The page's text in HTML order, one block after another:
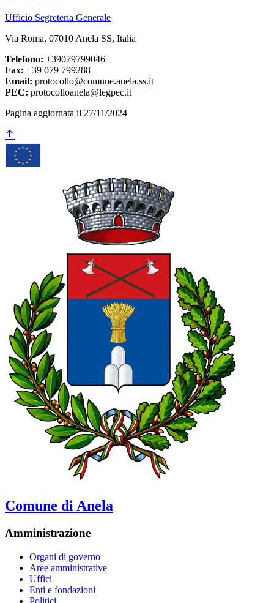
Ufficio Segreteria Generale
Via Roma, 07010 Anela SS, Italia
Telefono: +39079799046
Fax: +39 079 799288
Email: protocollo@comune.anela.ss.it
PEC: protocolloanela@legpec.it
Pagina aggiornata il 27/11/2024
Comune di Anela
Amministrazione
Organi di governo
Aree amministrative
Uffici
Enti e fondazioni
Politici